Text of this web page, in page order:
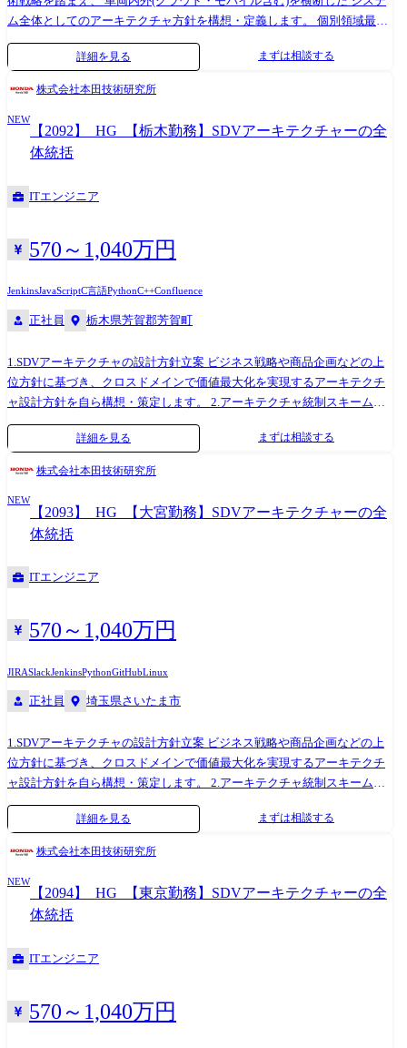
OpenMesh、Softbank、NTT等) ・Azure(Azure Active Directory、VM、仮
想ネットワーク、ネットワークセキュリティグループ、ExpressRoute等)
■その他サービス Office365、HENNGE、LINE WORKS、Cybereason、
ム全体としてのアーキテクチャ方針を構想・定義します。 個別領域最適
ではなく、車一台の価値最大化を前提とした全体設計が求められます。
2.アーキテクチャ統制・ガバナンスの構築 各開発部門・機種・世代を跨
いだ数百名規模の開発組織に対し、 設計原則・ルール・意思決定プロセ
す。 単なるルール整備ではなく、実行させ、定着させるところまで責任
を持つポジションです。 3.重要開発テーマへの参画・意思決定リード ア
ーキテクチャに大きな影響を与える重要プロジェクトに自ら参画し、 基
育成 アーキテクト・エンジニアに対して、設計思想や技術判断の指針を
ビューやディスカッションを通じた技術指導 ・アーキテクト人材の育
成・輩出 ・複雑な技術課題に対する意思決定支援 自らの専門性をもって
命じる場合があります。 【使用ツール】 AUTOSAR Adaptive/Classic,
CAMEO/PREEvision, JIRA/Confluence, Git, SVN, Jenkins, GoogleTest
framework, Docker, Claude/Claude Code etc.
詳細を見る まずは相談する
株式会社本田技術研究所
NEW
【2092】_HG_【栃木勤務】SDVアーキテクチャーの全
体統括
ITエンジニア
570～1,040万円
JenkinsJavaScriptC言語PythonC++Confluence
正社員 栃木県芳賀郡芳賀町
1.SDVアーキテクチャの設計方針立案 ビジネス戦略や商品企画などの上
位方針に基づき、クロスドメインで価値最大化を実現するアーキテクチ
ャ設計方針を自ら構想・策定します。 2.アーキテクチャ統制スキームの
構築・定着 各開発部門と連携しながら、世代・機種を横断した開発効率
と品質を両立するための統制スキームを構築・定着させます。 ※実装そ
える重要プロジェクトに自ら参画し、 基本方針の意思決定を主導しま
す。 単なるレビューではなく、自ら現場に入り込み、方向性を決め切る
役割です。 ※専門性や適性、会社ニーズなどを踏まえ、会社が定める業
Adaptive/Classic, C/C++, Python, Javascript, シェルスクリプト, Doors,
Jenkins, GoogleTest framework, Docker, Claude/Claude Code etc.
詳細を見る まずは相談する
株式会社本田技術研究所
NEW
【2093】_HG_【大宮勤務】SDVアーキテクチャーの全
体統括
ITエンジニア
570～1,040万円
JIRASlackJenkinsPythonGitHubLinux
正社員 埼玉県さいたま市
1.SDVアーキテクチャの設計方針立案 ビジネス戦略や商品企画などの上
位方針に基づき、クロスドメインで価値最大化を実現するアーキテクチ
ャ設計方針を自ら構想・策定します。 2.アーキテクチャ統制スキームの
構築・定着 各開発部門と連携しながら、世代・機種を横断した開発効率
と品質を両立するための統制スキームを構築・定着させます。 ※実装そ
のものではなく、全体を俯瞰し統制する立場として関与します。 3.重要
える重要プロジェクトに自ら参画し、 基本方針の意思決定を主導しま
す。 単なるレビューではなく、自ら現場に入り込み、方向性を決め切る
役割です。 ※専門性や適性、会社ニーズなどを踏まえ、会社が定める業
詳細を見る まずは相談する
株式会社本田技術研究所
NEW
【2094】_HG_【東京勤務】SDVアーキテクチャーの全
体統括
ITエンジニア
570～1,040万円